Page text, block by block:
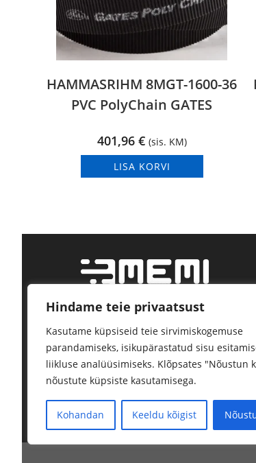
Hindame teie privaatsust
Kasutame küpsiseid teie sirvimiskogemuse
parandamiseks, isikupärastatud sisu
liikluse analüüsimiseks. Klõpsates "Nõustun
nõustute küpsiste kasutamisega.
Kohandan Keeldu kõigist
HAMMASRIHM 8MGT-1600-36
PVC PolyChain GATES
401,96 € (sis. KM)
LISA KORVI
Kindel tarne, kõrge kvaliteet.